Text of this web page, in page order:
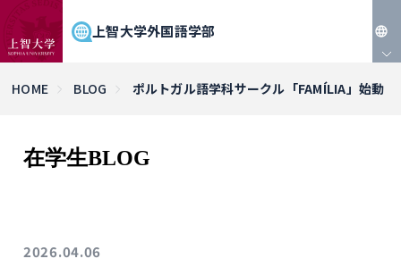
上智大学外国語学部
HOME BLOG ポルトガル語学科サークル「FAMÍLIA」始動
在学生BLOG
2026.04.06